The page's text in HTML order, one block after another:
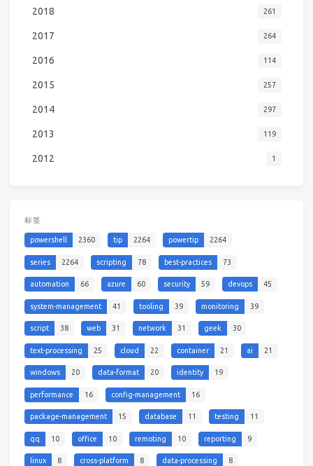
2018 261
2017 264
2016 114
2015 257
2014 297
2013 119
2012 1
标签
powershell 2360 tip 2264 powertip 2264
series 2264 scripting 78 best-practices 73
automation 66 azure 60 security 59 devops 45
system-management 41 tooling 39 monitoring 39
script 38 web 31 network 31 geek 30
text-processing 25 cloud 22 container 21 ai 21
windows 20 data-format 20 identity 19
performance 16 config-management 16
package-management 15 database 11 testing 11
qq 10 office 10 remoting 10 reporting 9
linux 8 cross-platform 8 data-processing 8